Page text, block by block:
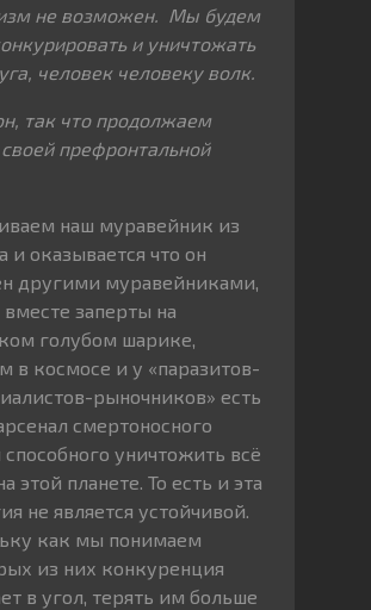
не возможен. Мы будем
и уничтожать
человек человеку волк.
так что продолжаем
префронтальной
наш муравейник из
и оказывается что он
другими муравейниками,
вместе заперты на
голубом шарике,
в космосе и у «паразитов-
рыночников» есть
смертоносного
уничтожить всё
этой планете. То есть и эта
не является устойчивой.
как мы понимаем
из них конкуренция
в угол, терять им больше